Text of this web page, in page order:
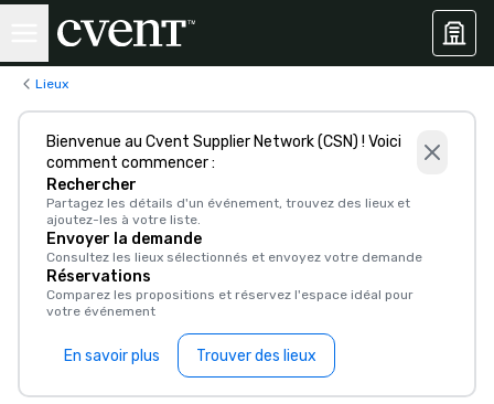
Lieux
Bienvenue au Cvent Supplier Network (CSN) ! Voici
comment commencer :
Rechercher
Partagez les détails d'un événement, trouvez des lieux et
ajoutez-les à votre liste.
Envoyer la demande
Consultez les lieux sélectionnés et envoyez votre demande
Réservations
Comparez les propositions et réservez l'espace idéal pour
votre événement
En savoir plus Trouver des lieux